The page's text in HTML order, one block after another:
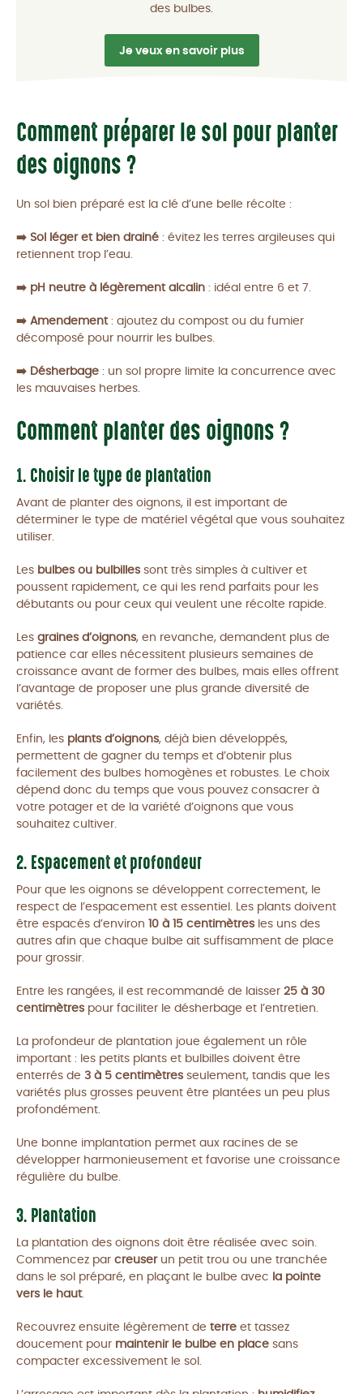
des bulbes.
Je veux en savoir plus
Comment préparer le sol pour planter
des oignons ?
Un sol bien préparé est la clé d’une belle récolte :
➡️ Sol léger et bien drainé : évitez les terres argileuses qui
retiennent trop l’eau.
➡️ pH neutre à légèrement alcalin : idéal entre 6 et 7.
➡️ Amendement: ajoutez du compost ou du fumier
décomposé pour nourrir les bulbes.
➡️ Désherbage : un sol propre limite la concurrence avec
les mauvaises herbes.
Comment planter des oignons ?
1. Choisir le type de plantation
Avant de planter des oignons, il est important de
déterminer le type de matériel végétal que vous souhaitez
utiliser.
Les bulbes ou bulbilles sont très simples à cultiver et
poussent rapidement, ce qui les rend parfaits pour les
débutants ou pour ceux qui veulent une récolte rapide.
Les graines d’oignons, en revanche, demandent plus de
patience car elles nécessitent plusieurs semaines de
croissance avant de former des bulbes, mais elles offrent
l’avantage de proposer une plus grande diversité de
variétés.
Enfin, les plants d’oignons, déjà bien développés,
permettent de gagner du temps et d’obtenir plus
facilement des bulbes homogènes et robustes. Le choix
dépend donc du temps que vous pouvez consacrer à
votre potager et de la variété d’oignons que vous
souhaitez cultiver.
2. Espacement et profondeur
Pour que les oignons se développent correctement, le
respect de l’espacement est essentiel. Les plants doivent
être espacés d’environ 10 à 15 centimètres les uns des
autres afin que chaque bulbe ait suffisamment de place
pour grossir.
Entre les rangées, il est recommandé de laisser 25 à 30
centimètres pour faciliter le désherbage et l’entretien.
La profondeur de plantation joue également un rôle
important : les petits plants et bulbilles doivent être
enterrés de 3 à 5 centimètres seulement, tandis que les
variétés plus grosses peuvent être plantées un peu plus
profondément.
Une bonne implantation permet aux racines de se
développer harmonieusement et favorise une croissance
régulière du bulbe.
3. Plantation
La plantation des oignons doit être réalisée avec soin.
Commencez par creuserun petit trou ou une tranchée
dans le sol préparé, en plaçant le bulbe avec la pointe
vers le haut.
Recouvrez ensuite légèrement de terre et tassez
doucement pour maintenir le bulbe en place sans
compacter excessivement le sol.